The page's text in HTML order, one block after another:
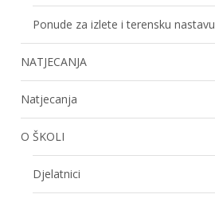
Ponude za izlete i terensku nastavu
NATJECANJA
Natjecanja
O ŠKOLI
Djelatnici